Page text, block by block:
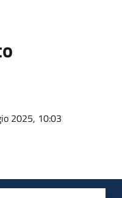
2025, 10:03